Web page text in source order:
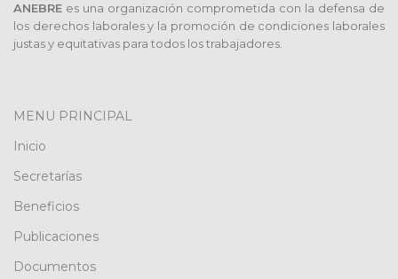
ANEBRE es una organización comprometida con la defensa de
los derechos laborales y la promoción de condiciones laborales
justas y equitativas para todos los trabajadores.
MENU PRINCIPAL
Inicio
Secretarías
Beneficios
Publicaciones
Documentos